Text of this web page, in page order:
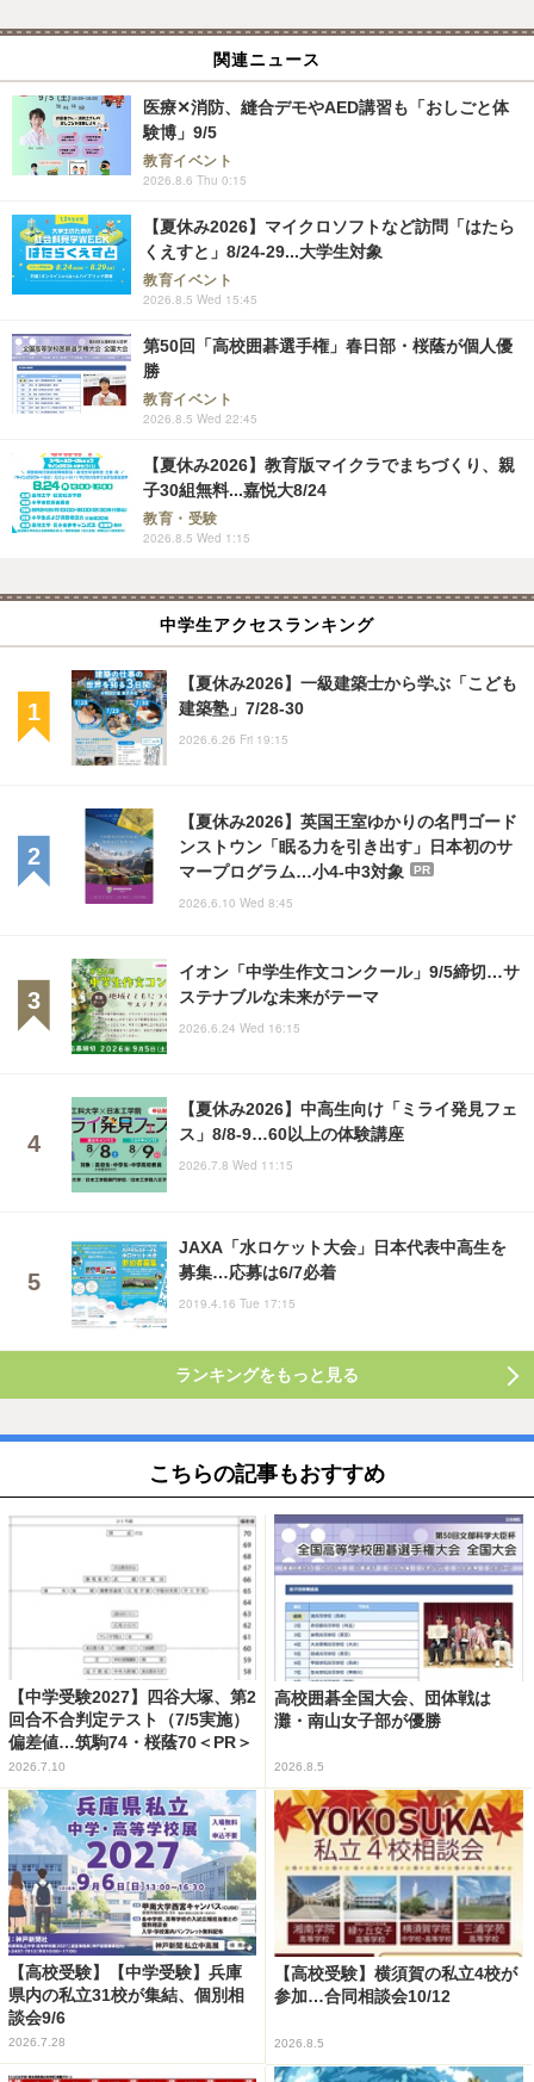
関連ニュース
医療✕消防、縫合デモやAED講習も「おしごと体
験博」9/5
教育イベント
2026.8.6 Thu 0:15
【夏休み2026】マイクロソフトなど訪問「はたら
くえすと」8/24-29...大学生対象
教育イベント
2026.8.5 Wed 15:45
第50回「高校囲碁選手権」春日部・桜蔭が個人優
勝
教育イベント
2026.8.5 Wed 22:45
【夏休み2026】教育版マイクラでまちづくり、親
子30組無料...嘉悦大8/24
教育・受験
2026.8.5 Wed 1:15
中学生アクセスランキング
【夏休み2026】一級建築士から学ぶ「こども
建築塾」7/28-30
2026.6.26 Fri 19:15
【夏休み2026】英国王室ゆかりの名門ゴード
ンストウン「眠る力を引き出す」日本初のサ
マープログラム…小4-中3対象
PR
2026.6.10 Wed 8:45
イオン「中学生作文コンクール」9/5締切…サ
ステナブルな未来がテーマ
2026.6.24 Wed 16:15
【夏休み2026】中高生向け「ミライ発見フェ
ス」8/8-9…60以上の体験講座
2026.7.8 Wed 11:15
JAXA「水ロケット大会」日本代表中高生を
募集…応募は6/7必着
2019.4.16 Tue 17:15
ランキングをもっと見る
こちらの記事もおすすめ
【中学受験2027】四谷大塚、第2
回合不合判定テスト（7/5実施）
偏差値…筑駒74・桜蔭70＜PR＞
2026.7.10
高校囲碁全国大会、団体戦は
灘・南山女子部が優勝
2026.8.5
【高校受験】【中学受験】兵庫
県内の私立31校が集結、個別相
談会9/6
2026.7.28
【高校受験】横須賀の私立4校が
参加…合同相談会10/12
2026.8.5